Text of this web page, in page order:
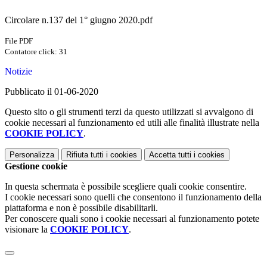
Circolare n.137 del 1° giugno 2020.pdf
File PDF
Contatore click: 31
Notizie
Pubblicato il 01-06-2020
Questo sito o gli strumenti terzi da questo utilizzati si avvalgono di
cookie necessari al funzionamento ed utili alle finalità illustrate nella
COOKIE POLICY.
Personalizza Rifiuta tutti i cookies Accetta tutti i cookies
Gestione cookie
In questa schermata è possibile scegliere quali cookie consentire.
I cookie necessari sono quelli che consentono il funzionamento della
piattaforma e non è possibile disabilitarli.
Per conoscere quali sono i cookie necessari al funzionamento potete
visionare la COOKIE POLICY.